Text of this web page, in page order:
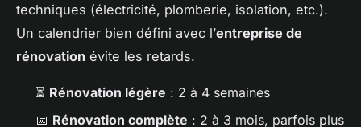
techniques (électricité, plomberie, isolation, etc.).
Un calendrier bien défini avec l’entreprise de
rénovation évite les retards.
⏳ Rénovation légère : 2 à 4 semaines
📅 Rénovation complète : 2 à 3 mois, parfois plus